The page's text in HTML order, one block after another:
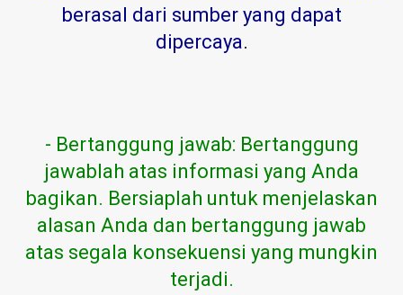
berasal dari sumber yang dapat
dipercaya.
- Bertanggung jawab: Bertanggung
jawablah atas informasi yang Anda
bagikan. Bersiaplah untuk menjelaskan
alasan Anda dan bertanggung jawab
atas segala konsekuensi yang mungkin
terjadi.